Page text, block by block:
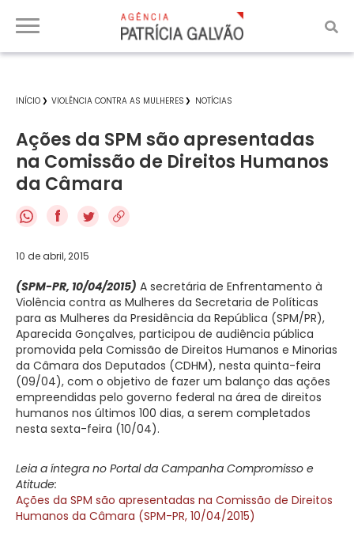
INÍCIO VIOLÊNCIA CONTRA AS MULHERES NOTÍCIAS
Ações da SPM são apresentadas
na Comissão de Direitos Humanos
da Câmara
f
10 de abril, 2015
(SPM-PR, 10/04/2015) A secretária de Enfrentamento à
Violência contra as Mulheres da Secretaria de Políticas
para as Mulheres da Presidência da República (SPM/PR),
Aparecida Gonçalves, participou de audiência pública
promovida pela Comissão de Direitos Humanos e Minorias
da Câmara dos Deputados (CDHM), nesta quinta-feira
(09/04), com o objetivo de fazer um balanço das ações
empreendidas pelo governo federal na área de direitos
humanos nos últimos 100 dias, a serem completados
nesta sexta-feira (10/04).
Leia a íntegra no Portal da Campanha Compromisso e
Atitude:
Ações da SPM são apresentadas na Comissão de Direitos
Humanos da Câmara (SPM-PR, 10/04/2015)